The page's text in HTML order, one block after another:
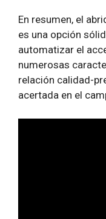
En resumen, el
es una opción
automatizar el
numerosas
relación calidad-
acertada en el